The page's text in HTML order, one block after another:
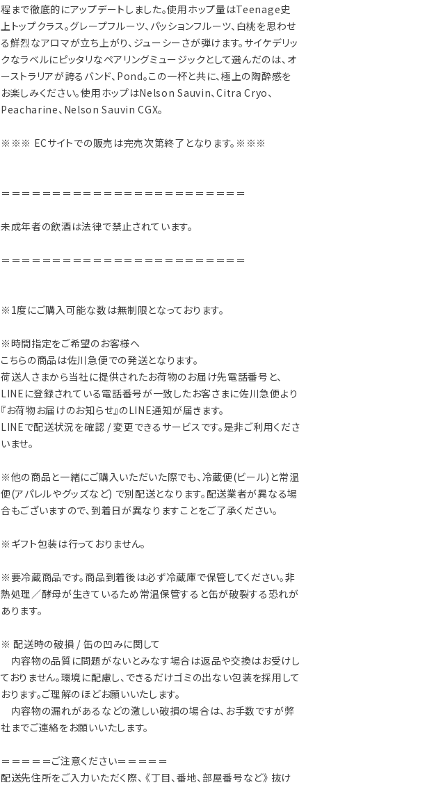
程まで徹底的にアップデートしました。使用ホップ量はTeenage史
上トップクラス。グレープフルーツ、パッションフルーツ、白桃を思わせ
る鮮烈なアロマが立ち上がり、ジューシーさが弾けます。サイケデリッ
クなラベルにピッタリなペアリングミュージックとして選んだのは、オ
ーストラリアが誇るバンド、Pond。この一杯と共に、極上の陶酔感を
お楽しみください。使用ホップはNelson Sauvin、Citra Cryo、
Peacharine、Nelson Sauvin CGX。
※※※ ECサイトでの販売は完売次第終了となります。※※※
＝＝＝＝＝＝＝＝＝＝＝＝＝＝＝＝＝＝＝＝＝＝＝＝
未成年者の飲酒は法律で禁止されています。
＝＝＝＝＝＝＝＝＝＝＝＝＝＝＝＝＝＝＝＝＝＝＝＝
※1度にご購入可能な数は無制限となっております。
※時間指定をご希望のお客様へ
こちらの商品は佐川急便での発送となります。
荷送人さまから当社に提供されたお荷物のお届け先電話番号と、
LINEに登録されている電話番号が一致したお客さまに佐川急便より
『お荷物お届けのお知らせ』のLINE通知が届きます。
LINEで配送状況を確認 / 変更できるサービスです。是非ご利用くださ
いませ。
※他の商品と一緒にご購入いただいた際でも、冷蔵便(ビール)と常温
便(アパレルやグッズなど) で別配送となります。配送業者が異なる場
合もございますので、到着日が異なりますことをご了承ください。
※ギフト包装は行っておりません。
※要冷蔵商品です。商品到着後は必ず冷蔵庫で保管してください。非
熱処理／酵母が生きているため常温保管すると缶が破裂する恐れが
あります。
※ 配送時の破損 / 缶の凹みに関して
内容物の品質に問題がないとみなす場合は返品や交換はお受けし
ておりません。環境に配慮し、できるだけゴミの出ない包装を採用して
おります。ご理解のほどお願いいたします。
内容物の漏れがあるなどの激しい破損の場合は、お手数ですが弊
社までご連絡をお願いいたします。
＝＝＝＝＝ご注意ください＝＝＝＝＝
配送先住所をご入力いただく際、 《丁目、番地、部屋番号など》 抜け